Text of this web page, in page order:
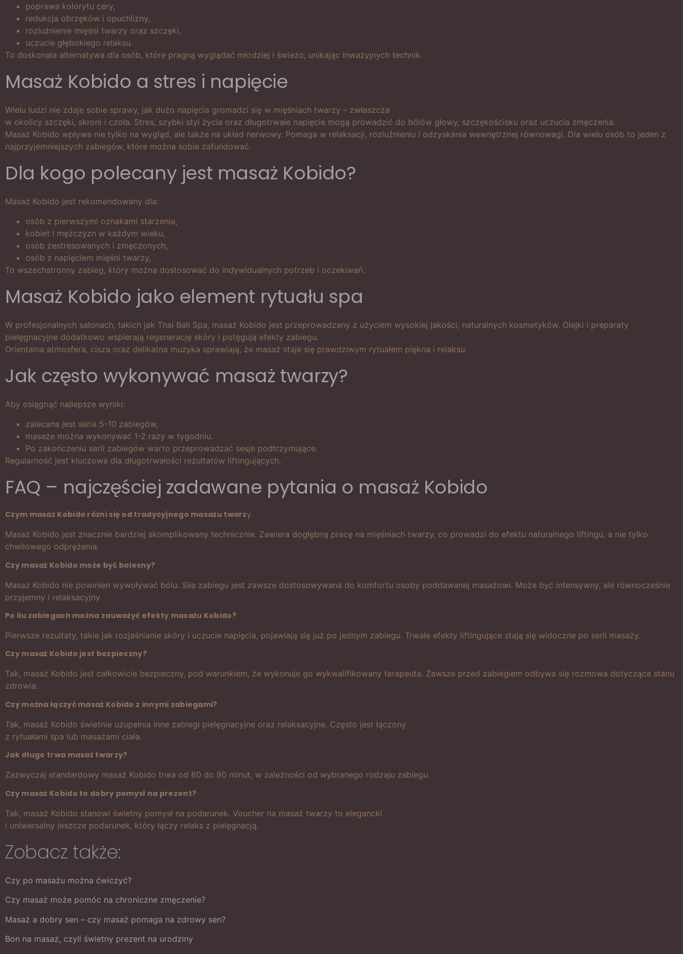
poprawa kolorytu cery,
redukcja obrzęków i opuchlizny,
rozluźnienie mięśni twarzy oraz szczęki,
uczucie głębokiego relaksu.
To doskonała alternatywa dla osób, które pragną wyglądać młodziej i świeżo, unikając inwazyjnych technik.
Masaż Kobido a stres i napięcie
Wielu ludzi nie zdaje sobie sprawy, jak dużo napięcia gromadzi się w mięśniach twarzy – zwłaszcza
w okolicy szczęki, skroni i czoła. Stres, szybki styl życia oraz długotrwałe napięcie mogą prowadzić do bólów głowy, szczękościsku oraz uczucia zmęczenia.
Masaż Kobido wpływa nie tylko na wygląd, ale także na układ nerwowy. Pomaga w relaksacji, rozluźnieniu i odzyskania wewnętrznej równowagi. Dla wielu osób to jeden z
najprzyjemniejszych zabiegów, które można sobie zafundować.
Dla kogo polecany jest masaż Kobido?
Masaż Kobido jest rekomendowany dla:
osób z pierwszymi oznakami starzenia,
kobiet i mężczyzn w każdym wieku,
osób zestresowanych i zmęczonych,
osób z napięciem mięśni twarzy,
To wszechstronny zabieg, który można dostosować do indywidualnych potrzeb i oczekiwań.
Masaż Kobido jako element rytuału spa
W profesjonalnych salonach, takich jak Thai Bali Spa, masaż Kobido jest przeprowadzany z użyciem wysokiej jakości, naturalnych kosmetyków. Olejki i preparaty
pielęgnacyjne dodatkowo wspierają regenerację skóry i potęgują efekty zabiegu.
Orientalna atmosfera, cisza oraz delikatna muzyka sprawiają, że masaż staje się prawdziwym rytuałem piękna i relaksu.
Jak często wykonywać masaż twarzy?
Aby osiągnąć najlepsze wyniki:
zalecana jest seria 5-10 zabiegów,
masaże można wykonywać 1-2 razy w tygodniu.
Po zakończeniu serii zabiegów warto przeprowadzać sesje podtrzymujące.
Regularność jest kluczowa dla długotrwałości rezultatów liftingujących.
FAQ – najczęściej zadawane pytania o masaż Kobido
Czym masaż Kobido różni się od tradycyjnego masażu twarzy
Masaż Kobido jest znacznie bardziej skomplikowany technicznie. Zawiera dogłębną pracę na mięśniach twarzy, co prowadzi do efektu naturalnego liftingu, a nie tylko
chwilowego odprężenia.
Czy masaż Kobido może być bolesny?
Masaż Kobido nie powinien wywoływać bólu. Siła zabiegu jest zawsze dostosowywana do komfortu osoby poddawanej masażowi. Może być intensywny, ale równocześnie
przyjemny i relaksacyjny.
Po ilu zabiegach można zauważyć efekty masażu Kobido?
Pierwsze rezultaty, takie jak rozjaśnianie skóry i uczucie napięcia, pojawiają się już po jednym zabiegu. Trwałe efekty liftingujące stają się widoczne po serii masaży.
Czy masaż Kobido jest bezpieczny?
Tak, masaż Kobido jest całkowicie bezpieczny, pod warunkiem, że wykonuje go wykwalifikowany terapeuta. Zawsze przed zabiegiem odbywa się rozmowa dotycząca stanu
zdrowia.
Czy można łączyć masaż Kobido z innymi zabiegami?
Tak, masaż Kobido świetnie uzupełnia inne zabiegi pielęgnacyjne oraz relaksacyjne. Często jest łączony
z rytuałami spa lub masażami ciała.
Jak długo trwa masaż twarzy?
Zazwyczaj standardowy masaż Kobido trwa od 60 do 90 minut, w zależności od wybranego rodzaju zabiegu.
Czy masaż Kobido to dobry pomysł na prezent?
Tak, masaż Kobido stanowi świetny pomysł na podarunek. Voucher na masaż twarzy to elegancki
i uniwersalny jeszcze podarunek, który łączy relaks z pielęgnacją.
Zobacz także:
Czy po masażu można ćwiczyć?
Czy masaż może pomóc na chroniczne zmęczenie?
Masaż a dobry sen – czy masaż pomaga na zdrowy sen?
Bon na masaż, czyli świetny prezent na urodziny